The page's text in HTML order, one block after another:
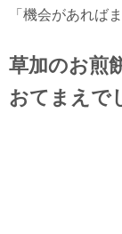
「機会があれば
草加のお煎
おてまえで